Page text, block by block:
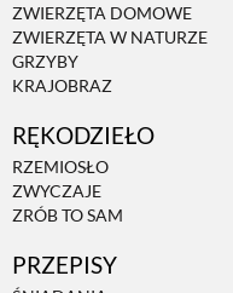
ZWIERZĘTA DOMOWE
ZWIERZĘTA W NATURZE
GRZYBY
KRAJOBRAZ
RĘKODZIEŁO
RZEMIOSŁO
ZWYCZAJE
ZRÓB TO SAM
PRZEPISY